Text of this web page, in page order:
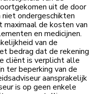
uit de door
ondergeschikten
de kosten van
en medicijnen.
van de
bedrag dat de rekening
cliënt is verplicht alle
ter beperking van de
aansprakelijk
is op geen enkele